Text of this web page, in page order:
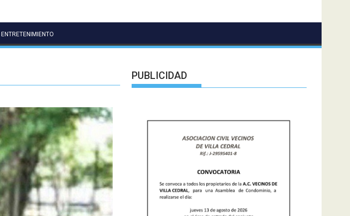
PUBLICIDAD